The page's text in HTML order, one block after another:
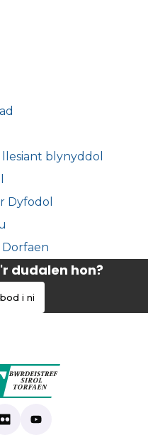
blynyddol
Dyfodol
dudalen hon?
i ni
tab newydd)
us on X
mewn tab newydd)
View our Flickr
(yn agor mewn tab
Subscribe to our
(yn agor mewn tab